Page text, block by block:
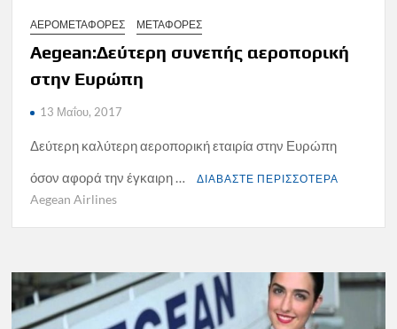
ΑΕΡΟΜΕΤΑΦΟΡΕΣ ΜΕΤΑΦΟΡΕΣ
Aegean:Δεύτερη συνεπής αεροπορική
στην Ευρώπη
13 Μαΐου, 2017
Δεύτερη καλύτερη αεροπορική εταιρία στην Ευρώπη
όσον αφορά την έγκαιρη …
ΔΙΑΒΑΣΤΕ ΠΕΡΙΣΣΟΤΕΡΑ
Aegean Airlines